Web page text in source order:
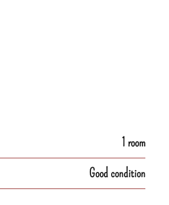
1 room
Good condition